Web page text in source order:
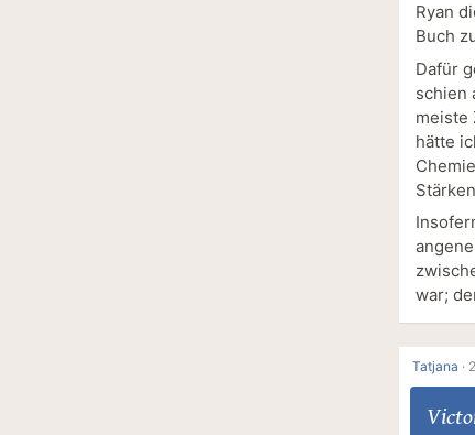
Ryan
Buch
Dafür
schien
meiste
hätte
war;
Tatjana ·